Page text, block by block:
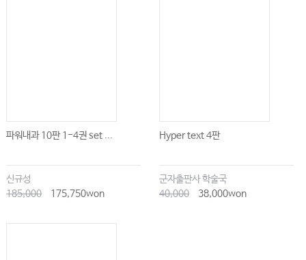
파워내과 10판 1-4권 set ...
신규성
185,000
175,750won
Hyper text 4판
군자출판사 학술국
40,000
38,000won